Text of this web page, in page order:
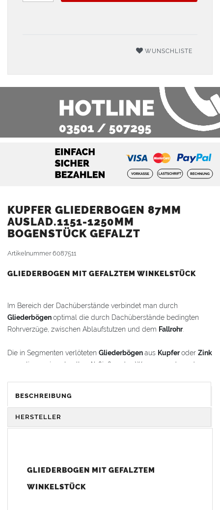
WUNSCHLISTE
KUPFER GLIEDERBOGEN 87MM
AUSLAD.1151-1250MM
BOGENSTÜCK GEFALZT
Artikelnummer6087511
GLIEDERBOGEN MIT GEFALZTEM WINKELSTÜCK
Im Bereich der Dachüberstände verbindet man durch
Gliederbögenoptimal die durch Dachüberstände bedingten
Rohrverzüge, zwischen Ablaufstutzen und dem Fallrohr.
Die in Segmenten verlöteten Gliederbögenaus Kupferoder Zink
garantieren ein schnelles Abfließen des Wassers und werden
Gliederbogenwird mit einem gefalztem Standard-
Winkelstück geliefert. Auf Wunsch kann das Winkelstück auch
BESCHREIBUNG
HERSTELLER
GLIEDERBOGEN MIT GEFALZTEM
WINKELSTÜCK